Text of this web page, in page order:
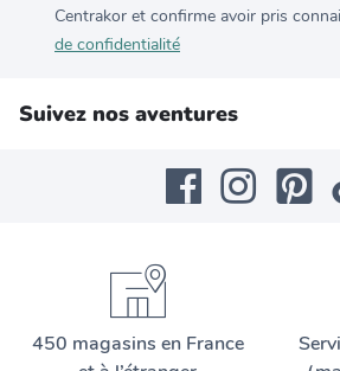
Centrakor et confirme avoir pris
de confidentialité
Suivez nos aventures
450 magasins en France